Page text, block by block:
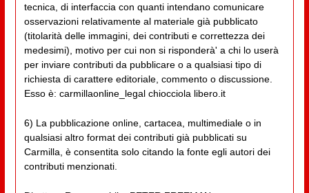
tecnica, di interfaccia con quanti intendano comunicare
osservazioni relativamente al materiale già pubblicato
(titolarità delle immagini, dei contributi e correttezza dei
medesimi), motivo per cui non si risponderà' a chi lo userà
per inviare contributi da pubblicare o a qualsiasi tipo di
richiesta di carattere editoriale, commento o discussione.
Esso è: carmillaonline_legal chiocciola libero.it
6) La pubblicazione online, cartacea, multimediale o in
qualsiasi altro format dei contributi già pubblicati su
Carmilla, è consentita solo citando la fonte egli autori dei
contributi menzionati.